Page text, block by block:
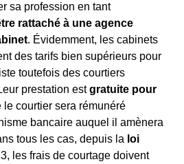
sa profession en tant
rattaché à une agence
. Évidemment, les cabinets
des tarifs bien supérieurs pour
toutefois des courtiers
prestation estgratuite pour
le courtier sera rémunéré
bancaire auquel il amènera
tous les cas, depuis la loi
les frais de courtage doivent